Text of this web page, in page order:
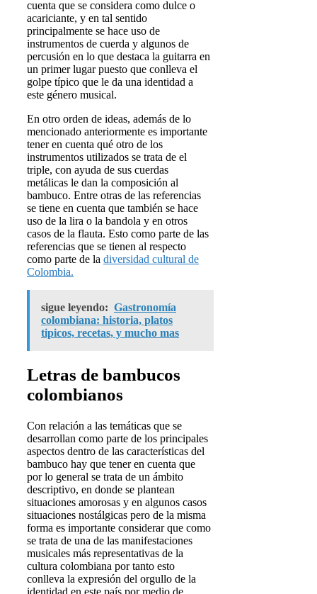
cuenta que se considera como dulce o
acariciante, y en tal sentido
principalmente se hace uso de
instrumentos de cuerda y algunos de
percusión en lo que destaca la guitarra en
un primer lugar puesto que conlleva el
golpe típico que le da una identidad a
este género musical.
En otro orden de ideas, además de lo
mencionado anteriormente es importante
tener en cuenta qué otro de los
instrumentos utilizados se trata de el
triple, con ayuda de sus cuerdas
metálicas le dan la composición al
bambuco. Entre otras de las referencias
se tiene en cuenta que también se hace
uso de la lira o la bandola y en otros
casos de la flauta. Esto como parte de las
referencias que se tienen al respecto
como parte de la diversidad cultural de
Colombia.
sigue leyendo: Gastronomía
colombiana: historia, platos
tipicos, recetas, y mucho mas
Letras de bambucos
colombianos
Con relación a las temáticas que se
desarrollan como parte de los principales
aspectos dentro de las características del
bambuco hay que tener en cuenta que
por lo general se trata de un ámbito
descriptivo, en donde se plantean
situaciones amorosas y en algunos casos
situaciones nostálgicas pero de la misma
forma es importante considerar que como
se trata de una de las manifestaciones
musicales más representativas de la
cultura colombiana por tanto esto
conlleva la expresión del orgullo de la
identidad en este país por medio de